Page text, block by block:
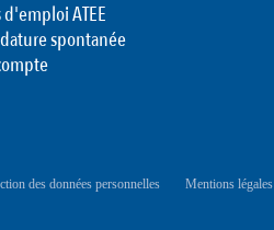
ATEE
spontanée
des données personnelles Mentions légales